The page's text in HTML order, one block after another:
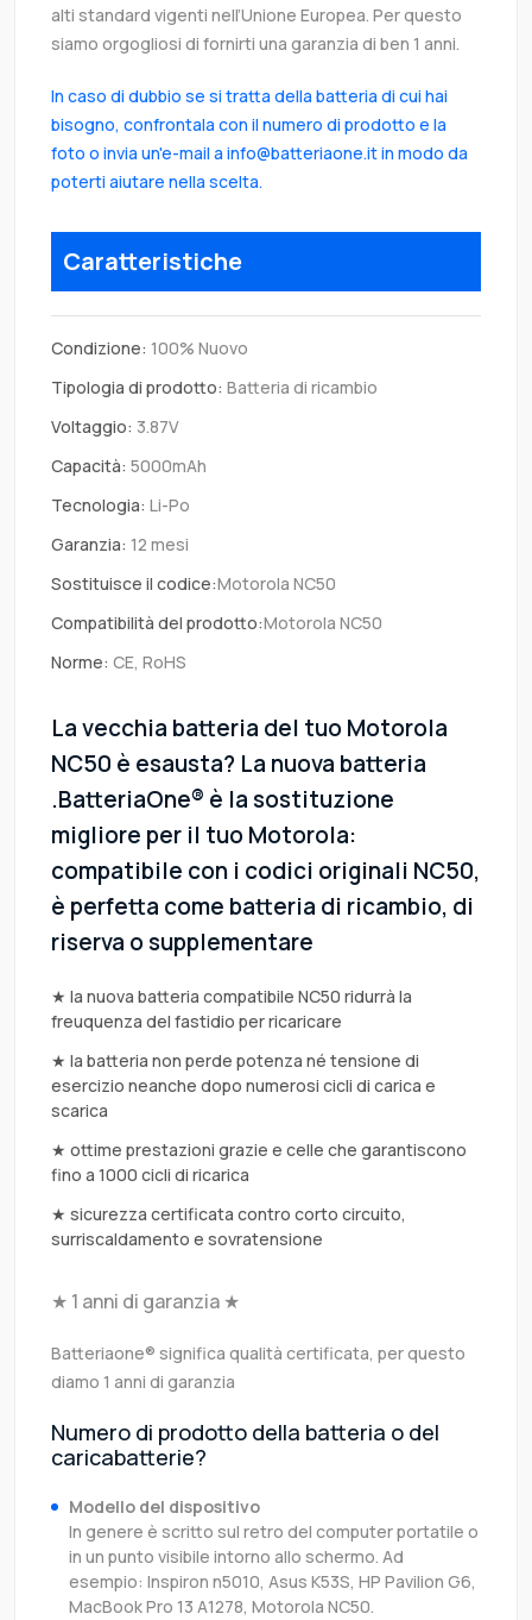
alti standard vigenti nell’Unione Europea. Per questo
siamo orgogliosi di fornirti una garanzia di ben 1 anni.
In caso di dubbio se si tratta della batteria di cui hai
bisogno, confrontala con il numero di prodotto e la
foto o invia un'e-mail a info@batteriaone.it in modo da
poterti aiutare nella scelta.
Caratteristiche
Condizione: 100% Nuovo
Tipologia di prodotto: Batteria di ricambio
Voltaggio: 3.87V
Capacità: 5000mAh
Tecnologia: Li-Po
Garanzia: 12 mesi
Sostituisce il codice:Motorola NC50
Compatibilità del prodotto:Motorola NC50
Norme: CE, RoHS
La vecchia batteria del tuo Motorola
NC50 è esausta? La nuova batteria
.BatteriaOne® è la sostituzione
migliore per il tuo Motorola:
compatibile con i codici originali NC50,
è perfetta come batteria di ricambio, di
riserva o supplementare
★ la nuova batteria compatibile NC50 ridurrà la
freuquenza del fastidio per ricaricare
★ la batteria non perde potenza né tensione di
esercizio neanche dopo numerosi cicli di carica e
scarica
★ ottime prestazioni grazie e celle che garantiscono
fino a 1000 cicli di ricarica
★ sicurezza certificata contro corto circuito,
surriscaldamento e sovratensione
★ 1 anni di garanzia ★
Batteriaone® significa qualità certificata, per questo
diamo 1 anni di garanzia
Numero di prodotto della batteria o del
caricabatterie?
Modello del dispositivo
In genere è scritto sul retro del computer portatile o
in un punto visibile intorno allo schermo. Ad
esempio: Inspiron n5010, Asus K53S, HP Pavilion G6,
MacBook Pro 13 A1278, Motorola NC50.